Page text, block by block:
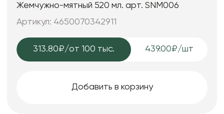
Жемчужно-мятный 520 мл. арт. SNM006
Артикул: 4650070342911
313.80₽/от 100 тыс. 439.00₽/шт
Добавить в корзину